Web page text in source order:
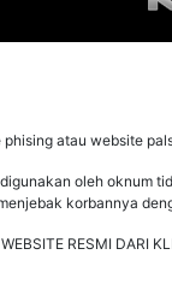
atau website
oleh oknum
korbannya
RESMI DARI